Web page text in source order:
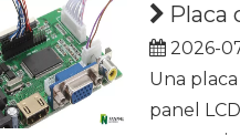
Placa
2026-
Una
panel